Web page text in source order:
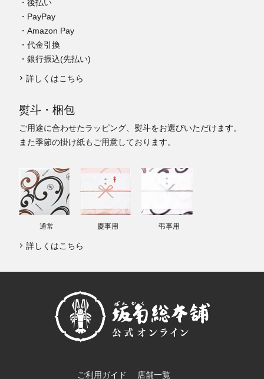
・後払い
・PayPay
・Amazon Pay
・代金引換
・銀行振込(先払い)
詳しくはこちら
熨斗・梱包
ご用途に合わせたラッピング、熨斗をお選びいただけます。
また季節の掛け紙もご用意しております。
通常 慶事用 弔事用
詳しくはこちら
ご利用ガイド 店舗一覧